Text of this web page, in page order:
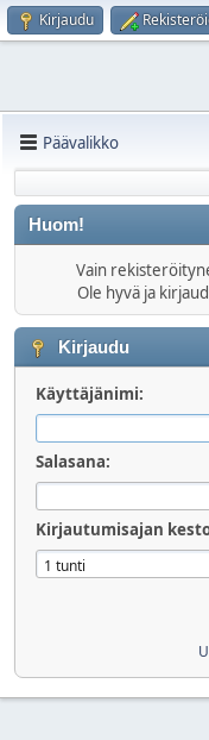
Kirjaudu
Päävalikko
Huom!
Vain
Ole hyvä ja
Kirjaudu
Käyttäjänimi:
Salasana:
Kirjautumisajan